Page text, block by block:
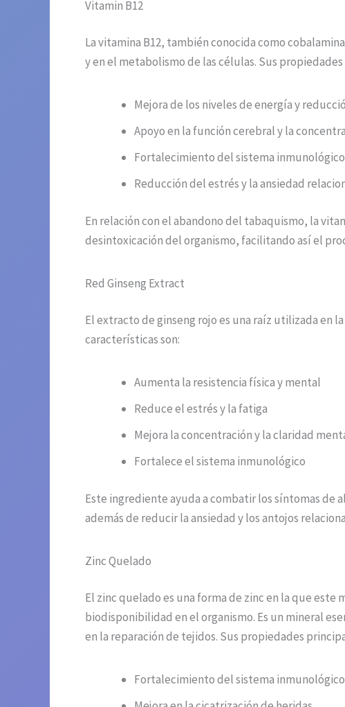
Vitamin B12
La vitamina B12, también conocida como
y en el metabolismo de las células. Sus
Mejora de los niveles de energía y
Apoyo en la función cerebral y la
Fortalecimiento del sistema inmunológico
Reducción del estrés y la ansiedad
En relación con el abandono del tabaquismo, la
desintoxicación del organismo, facilitando así el
Red Ginseng Extract
El extracto de ginseng rojo es una raíz utilizada en
características son:
Aumenta la resistencia física y mental
Reduce el estrés y la fatiga
Mejora la concentración y la claridad
Fortalece el sistema inmunológico
Este ingrediente ayuda a combatir los síntomas de
además de reducir la ansiedad y los antojos
Zinc Quelado
El zinc quelado es una forma de zinc en la que
biodisponibilidad en el organismo. Es un mineral
en la reparación de tejidos. Sus propiedades
Fortalecimiento del sistema inmunológico